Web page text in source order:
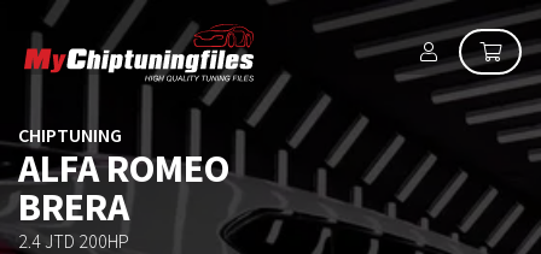
CHIPTUNING
ALFA ROMEO
BRERA
2.4 JTD 200HP